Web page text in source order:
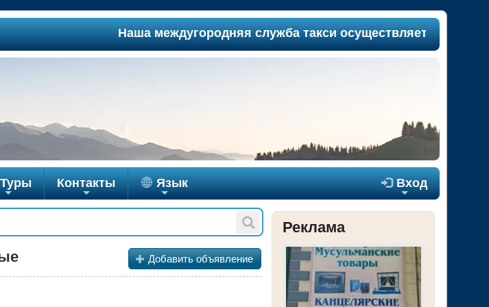
Наша междугородняя служба такси осуществляет
+
Туры
+
Контакты
+
Язык  Вход
+ Добавить объявление
Реклама